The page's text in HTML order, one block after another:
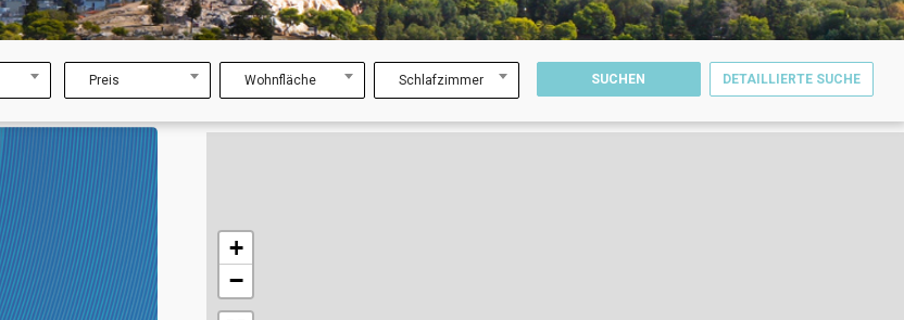
Preis Wohnfläche Schlafzimmer SUCHEN DETAILLIERTE SUCHE
+
−